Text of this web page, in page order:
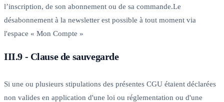
l’inscription, de son abonnement ou de sa commande.Le
désabonnement à la newsletter est possible à tout moment via
l'espace « Mon Compte »
III.9 - Clause de sauvegarde
Si une ou plusieurs stipulations des présentes CGU étaient déclarées
non valides en application d'une loi ou réglementation ou d'une